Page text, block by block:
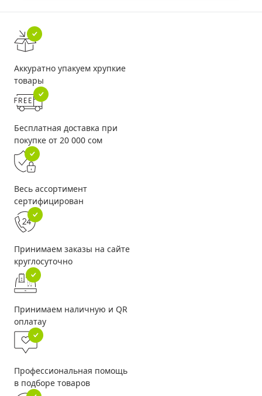
Аккуратно упакуем хрупкие
товары
Бесплатная доставка при
покупке от 20 000 сом
Весь ассортимент
сертифицирован
Принимаем заказы на сайте
круглосуточно
Принимаем наличную и QR
оплатау
Профессиональная помощь
в подборе товаров